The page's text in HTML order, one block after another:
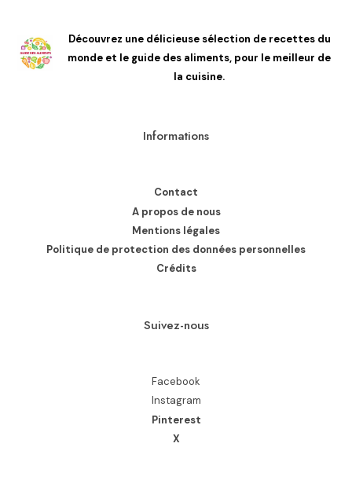
Découvrez une délicieuse sélection de recettes du
monde et le guide des aliments, pour le meilleur de
la cuisine.
Informations
Contact
A propos de nous
Mentions légales
Politique de protection des données personnelles
Crédits
Suivez-nous
Facebook
Instagram
Pinterest
X